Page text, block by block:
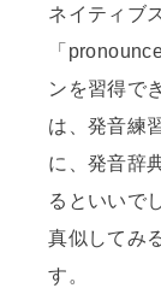
ネイティブ
「
ンを習得で
は、発音練
に、発音辞
るといいで
真似してみ
す。